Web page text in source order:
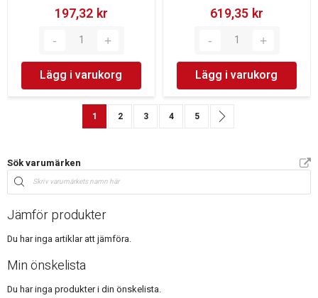
197,32 kr‎
Lägg i varukorg
619,35 kr‎
Lägg i varukorg
SidaYou're currently reading page
1 Sida
2 Sida
3 Sida
4 Sida
5
Sök varumärken
Jämför produkter
Du har inga artiklar att jämföra.
Min önskelista
Du har inga produkter i din önskelista.